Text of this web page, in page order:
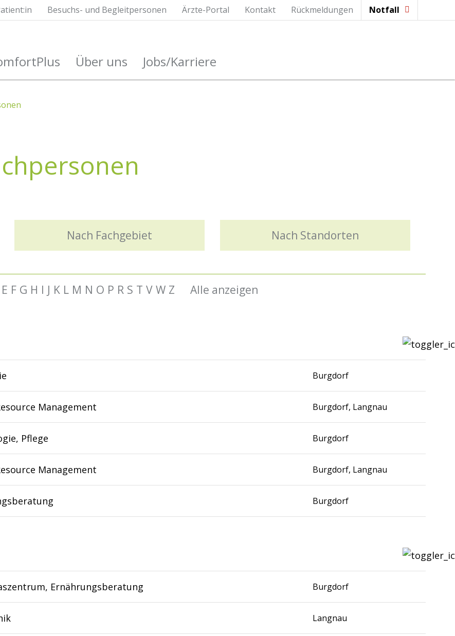
Notfall
Rückmeldungen
Kontakt
Ärzte-Portal
Besuchs- und Begleitpersonen
Über uns Jobs/Karriere
Nach Fachgebiet Nach Standorten
E F G H I J K L M N O P R S T V W Z Alle anzeigen
Burgdorf
Management Burgdorf, Langnau
Pflege Burgdorf
Management Burgdorf, Langnau
Burgdorf
Ernährungsberatung Burgdorf
Langnau